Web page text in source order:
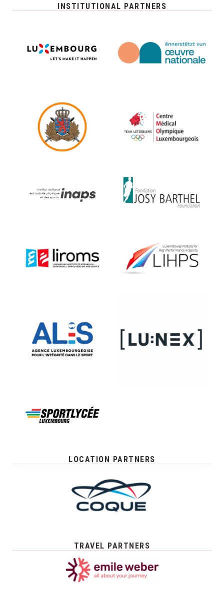
INSTITUTIONAL PARTNERS
LOCATION PARTNERS
TRAVEL PARTNERS